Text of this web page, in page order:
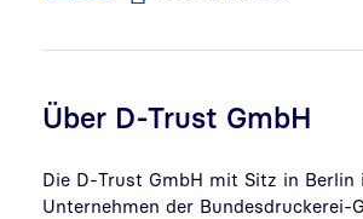
Über D-Trust GmbH
Die D-Trust GmbH mit Sitz in Berlin
Unternehmen der Bundesdruckerei-